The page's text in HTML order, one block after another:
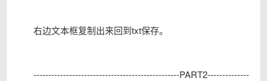
右边文本框复制出来回到txt保存。
-------------------------------------------------PART2--------------